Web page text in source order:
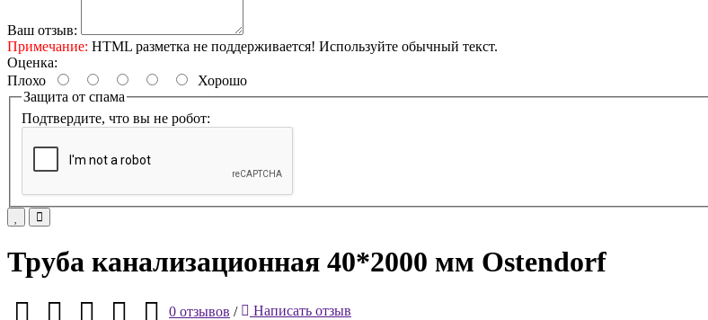
Ваш отзыв:
Примечание: HTML разметка не поддерживается! Используйте обычный текст.
Оценка:
Плохо
Хорошо
Защита от спама
Подтвердите, что вы не робот:
Труба канализационная 40*2000 мм Ostendorf
0 отзывов / Написать отзыв